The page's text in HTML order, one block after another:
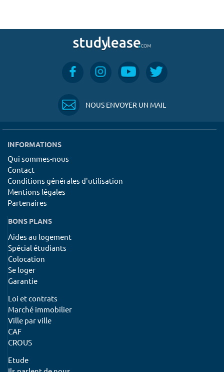
NOUS ENVOYER UN MAIL
INFORMATIONS
Qui sommes-nous
Contact
Conditions générales d'utilisation
Mentions légales
Partenaires
BONS PLANS
Aides au logement
Spécial étudiants
Colocation
Se loger
Garantie
Loi et contrats
Marché immobilier
Ville par ville
CAF
CROUS
Etude